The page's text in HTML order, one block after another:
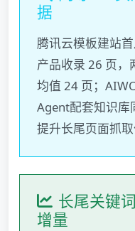
据
腾讯云模板建站
产品收录 26 页，
均值 24 页；
Agent配套知识库
提升长尾页面抓取
长尾关键
增量